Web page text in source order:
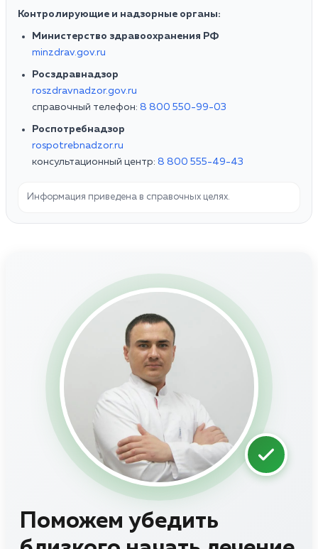
Контролирующие и надзорные органы:
Министерство здравоохранения РФ
minzdrav.gov.ru
Росздравнадзор
roszdravnadzor.gov.ru
справочный телефон: 8 800 550-99-03
Роспотребнадзор
rospotrebnadzor.ru
консультационный центр: 8 800 555-49-43
Информация приведена в справочных целях.
Поможем убедить